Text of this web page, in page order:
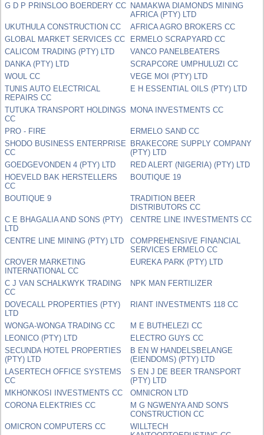
G D P PRINSLOO BOERDERY CC NAMAKWA DIAMONDS MINING
AFRICA (PTY) LTD
UKUTHULA CONSTRUCTION CC
AFRICA AGRO BROKERS CC
GLOBAL MARKET SERVICES CC
ERMELO SCRAPYARD CC
CALICOM TRADING (PTY) LTD
VANCO PANELBEATERS
DANKA (PTY) LTD
SCRAPCORE UMPHULUZI CC
WOUL CC
VEGE MOI (PTY) LTD
TUNIS AUTO ELECTRICAL
REPAIRS CC
E H ESSENTIAL OILS (PTY) LTD
TUTUKA TRANSPORT HOLDINGS
CC
MONA INVESTMENTS CC
PRO - FIRE
ERMELO SAND CC
SHODO BUSINESS ENTERPRISE
CC
BRAKECORE SUPPLY COMPANY
(PTY) LTD
GOEDGEVONDEN 4 (PTY) LTD
RED ALERT (NIGERIA) (PTY) LTD
HOEVELD BAK HERSTELLERS
CC
BOUTIQUE 19
BOUTIQUE 9
TRADITION BEER
DISTRIBUTORS CC
C E BHAGALIA AND SONS (PTY)
LTD
CENTRE LINE INVESTMENTS CC
CENTRE LINE MINING (PTY) LTD
COMPREHENSIVE FINANCIAL
SERVICES ERMELO CC
CROVER MARKETING
INTERNATIONAL CC
EUREKA PARK (PTY) LTD
C J VAN SCHALKWYK TRADING
CC
NPK MAN FERTILIZER
DOVECALL PROPERTIES (PTY)
LTD
RIANT INVESTMENTS 118 CC
WONGA-WONGA TRADING CC
M E BUTHELEZI CC
LEONICO (PTY) LTD
ELECTRO GUYS CC
SECUNDA HOTEL PROPERTIES
(PTY) LTD
B EN W HANDELSBELANGE
(EIENDOMS) (PTY) LTD
LASERTECH OFFICE SYSTEMS
CC
S EN J DE BEER TRANSPORT
(PTY) LTD
MKHONKOSI INVESTMENTS CC
OMNICRON LTD
CORONA ELEKTRIES CC
M G NGWENYA AND SON'S
CONSTRUCTION CC
OMICRON COMPUTERS CC
WILLTECH